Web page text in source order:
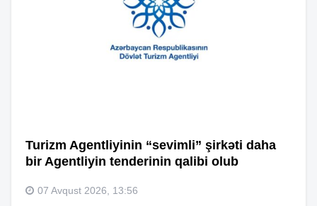
Turizm Agentliyinin “sevimli” şirkəti daha
bir Agentliyin tenderinin qalibi olub
07 Avqust 2026, 13:56